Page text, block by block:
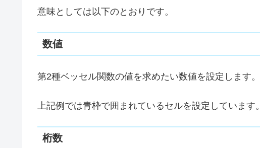
意味としては以下のとおりです。
数値
第2種ベッセル関数の値を求めたい数値を設定します。
上記例では青枠で囲まれているセルを設定しています。
桁数